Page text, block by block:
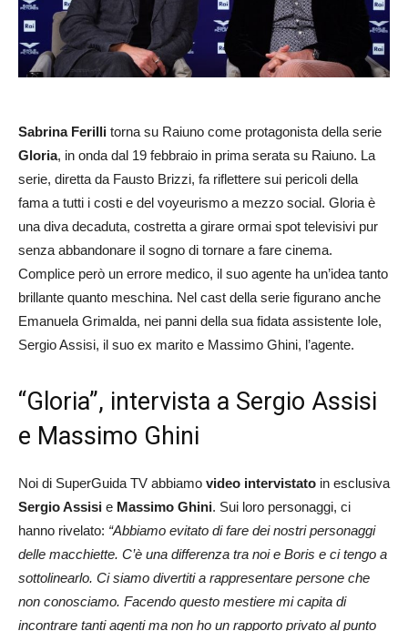
Sabrina Ferilli torna su Raiuno come protagonista della serie
Gloria, in onda dal 19 febbraio in prima serata su Raiuno. La
serie, diretta da Fausto Brizzi, fa riflettere sui pericoli della
fama a tutti i costi e del voyeurismo a mezzo social. Gloria è
una diva decaduta, costretta a girare ormai spot televisivi pur
senza abbandonare il sogno di tornare a fare cinema.
Complice però un errore medico, il suo agente ha un’idea tanto
brillante quanto meschina. Nel cast della serie figurano anche
Emanuela Grimalda, nei panni della sua fidata assistente Iole,
Sergio Assisi, il suo ex marito e Massimo Ghini, l’agente.
“Gloria”, intervista a Sergio Assisi
e Massimo Ghini
Noi di SuperGuida TV abbiamo video intervistato in esclusiva
Sergio Assisi e Massimo Ghini. Sui loro personaggi, ci
hanno rivelato: “Abbiamo evitato di fare dei nostri personaggi
delle macchiette. C’è una differenza tra noi e Boris e ci tengo a
sottolinearlo. Ci siamo divertiti a rappresentare persone che
non conosciamo. Facendo questo mestiere mi capita di
incontrare tanti agenti ma non ho un rapporto privato al punto